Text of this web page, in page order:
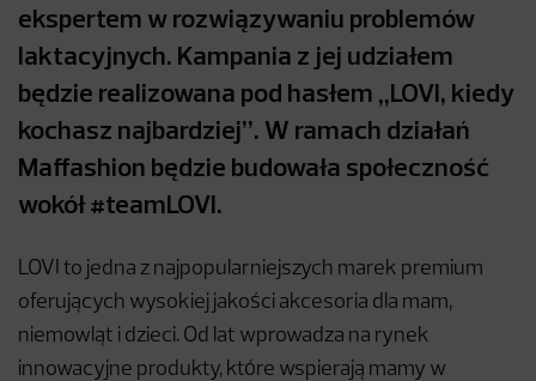
ekspertem w rozwiązywaniu problemów
laktacyjnych. Kampania z jej udziałem
będzie realizowana pod hasłem „LOVI, kiedy
kochasz najbardziej”. W ramach działań
Maffashion będzie budowała społeczność
wokół #teamLOVI.
LOVI to jedna z najpopularniejszych marek premium
oferujących wysokiej jakości akcesoria dla mam,
niemowląt i dzieci. Od lat wprowadza na rynek
innowacyjne produkty, które wspierają mamy w